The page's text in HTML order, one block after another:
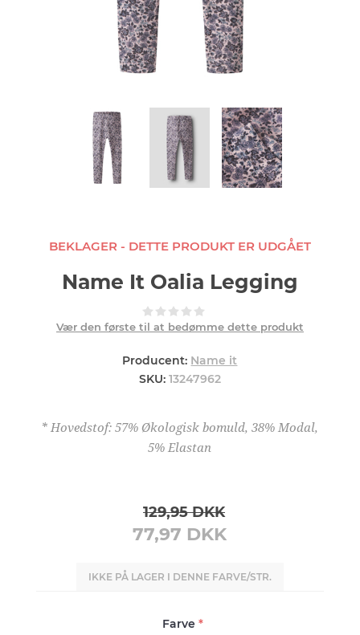
BEKLAGER - DETTE PRODUKT ER UDGÅET
Name It Oalia Legging
Vær den første til at bedømme dette produkt
Producent: Name it
SKU: 13247962
* Hovedstof: 57% Økologisk bomuld, 38% Modal,
5% Elastan
129,95 DKK
77,97 DKK
IKKE PÅ LAGER I DENNE FARVE/STR.
Farve*